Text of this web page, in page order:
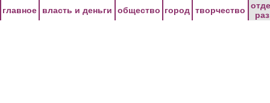
главное власть и деньги общество город творчество